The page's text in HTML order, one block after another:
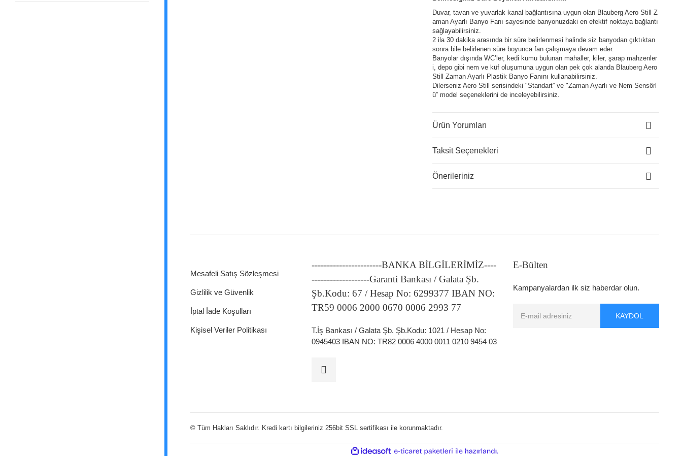
Duvar, tavan ve yuvarlak kanal bağlantısına uygun olan Blauberg Aero Still Z
aman Ayarlı Banyo Fanı sayesinde banyonuzdaki en efektif noktaya bağlantı
sağlayabilirsiniz.
2 ila 30 dakika arasında bir süre belirlenmesi halinde siz banyodan çıktıktan
sonra bile belirlenen süre boyunca fan çalışmaya devam eder.
Banyolar dışında WC’ler, kedi kumu bulunan mahaller, kiler, şarap mahzenler
i, depo gibi nem ve küf oluşumuna uygun olan pek çok alanda Blauberg Aero
Still Zaman Ayarlı Plastik Banyo Fanını kullanabilirsiniz.
Dilerseniz Aero Still serisindeki "Standart” ve "Zaman Ayarlı ve Nem Sensörl
ü” model seçeneklerini de inceleyebilirsiniz.
Ürün Yorumları
Taksit Seçenekleri
Önerileriniz
Mesafeli Satış Sözleşmesi
Gizlilik ve Güvenlik
İptal İade Koşulları
Kişisel Veriler Politikası
-----------------------BANKA BİLGİLERİMİZ----
-------------------Garanti Bankası / Galata Şb.
Şb.Kodu: 67 / Hesap No: 6299377 IBAN NO:
TR59 0006 2000 0670 0006 2993 77
T.İş Bankası / Galata Şb. Şb.Kodu: 1021 / Hesap No:
0945403 IBAN NO: TR82 0006 4000 0011 0210 9454 03
E-Bülten
Kampanyalardan ilk siz haberdar olun.
KAYDOL
© Tüm Hakları Saklıdır. Kredi kartı bilgileriniz 256bit SSL sertifikası ile korunmaktadır.
ideasoft e-